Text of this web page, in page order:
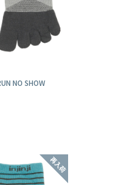
NO SHOW